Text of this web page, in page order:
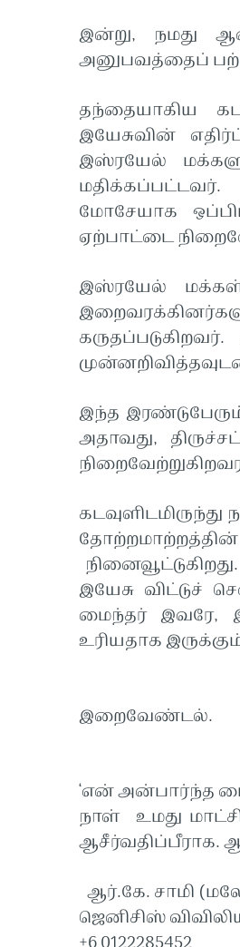
இன்று, நமது
அனுபவத்தைப்
தந்தையாகிய
இயேசுவின்
இஸ்ரயேல்
மோசேயாக
ஏற்பாட்டை
இஸ்ரயேல் மக்கள்
இந்த
அதாவது,
இயேசு
மைந்தர் இவரே,
உரியதாக
இறைவேண்டல்.
‘என் அன்பார்ந்த
நாள் உமது
ஆசீர்வதிப்பீராக.
ஆர்.கே. சாமி
ஜெனிசிஸ்